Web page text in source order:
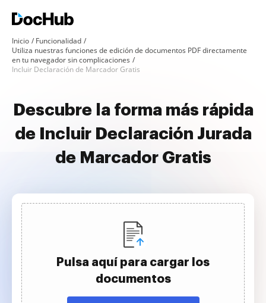
Inicio
Funcionalidad
Utiliza nuestras funciones de edición de documentos PDF directamente
en tu navegador sin complicaciones
Incluir Declaración de Marcador Gratis
Descubre la forma más rápida
de Incluir Declaración Jurada
de Marcador Gratis
Pulsa aquí para cargar los
documentos